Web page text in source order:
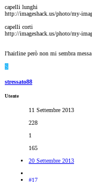
capelli lunghi
http://imageshack.us/photo/my-
capelli corti
http://imageshack.us/photo/my-
l'hairline però non mi sembra
S
stressato88
Utente
11 Settembre 2013
228
1
165
20 Settembre 2013
#17